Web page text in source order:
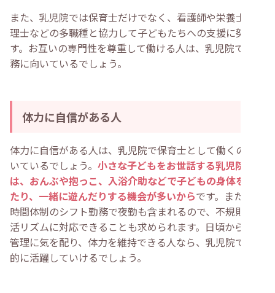
また、乳児院では保育士だけでなく、看護師や栄養士、心
理士などの多職種と協力して子どもたちへの支援に努めま
す。お互いの専門性を尊重して働ける人は、乳児院での勤
務に向いているでしょう。
体力に自信がある人
体力に自信がある人は、乳児院で保育士として働くのに向
いているでしょう。 小さな子どもをお世話する乳児院で
は、おんぶや抱っこ、入浴介助などで子どもの身体を支え
たり、一緒に遊んだりする機会が多いからです。また、24
時間体制のシフト勤務で夜勤も含まれるので、不規則な生
活リズムに対応できることも求められます。日頃から健康
管理に気を配り、体力を維持できる人なら、乳児院で長期
的に活躍していけるでしょう。